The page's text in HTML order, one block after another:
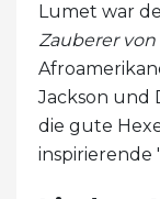
Lumet war
Zauberer von
Jackson und
die gute
inspirierende